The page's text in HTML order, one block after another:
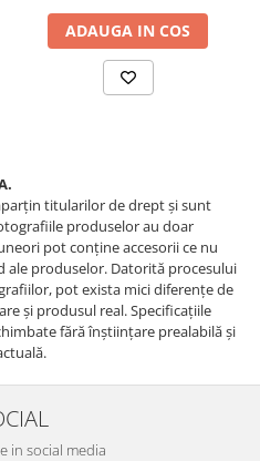
ADAUGA IN COS
titularilor de drept şi sunt
produselor au doar
pot conţine accesorii ce nu
ale produselor. Datorită procesului
pot exista mici diferențe de
și produsul real. Specificaţiile
fără înştiinţare prealabilă şi
in social media